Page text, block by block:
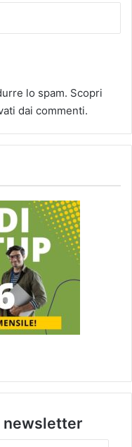
lo spam. Scopri
dai commenti.
newsletter